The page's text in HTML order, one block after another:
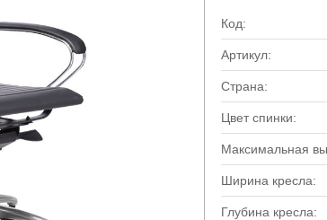
Код:
Артикул:
Страна:
Цвет спинки:
Максимальная
Ширина кресла:
Глубина кресла: